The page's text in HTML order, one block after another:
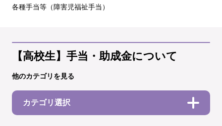
各種手当等（障害児福祉手当）
【高校生】手当・助成金について
他のカテゴリを見る
カテゴリ選択